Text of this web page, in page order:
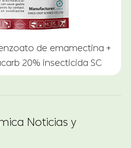
de emamectina +
20% insecticida SC
Noticias y